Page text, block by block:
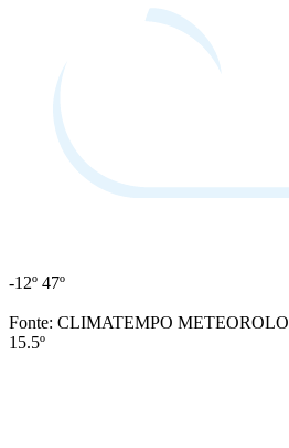
-12º 47º
Fonte: CLIMATEMPO
15.5º